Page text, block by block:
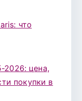
что
2026: цена,
покупки в